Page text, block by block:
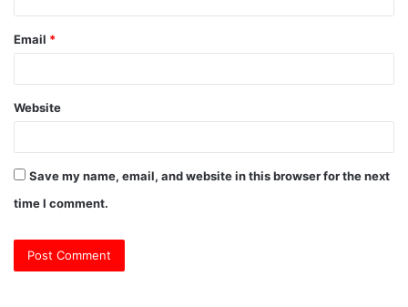
Email *
Website
Save my name, email, and website in this browser for the next
time I comment.